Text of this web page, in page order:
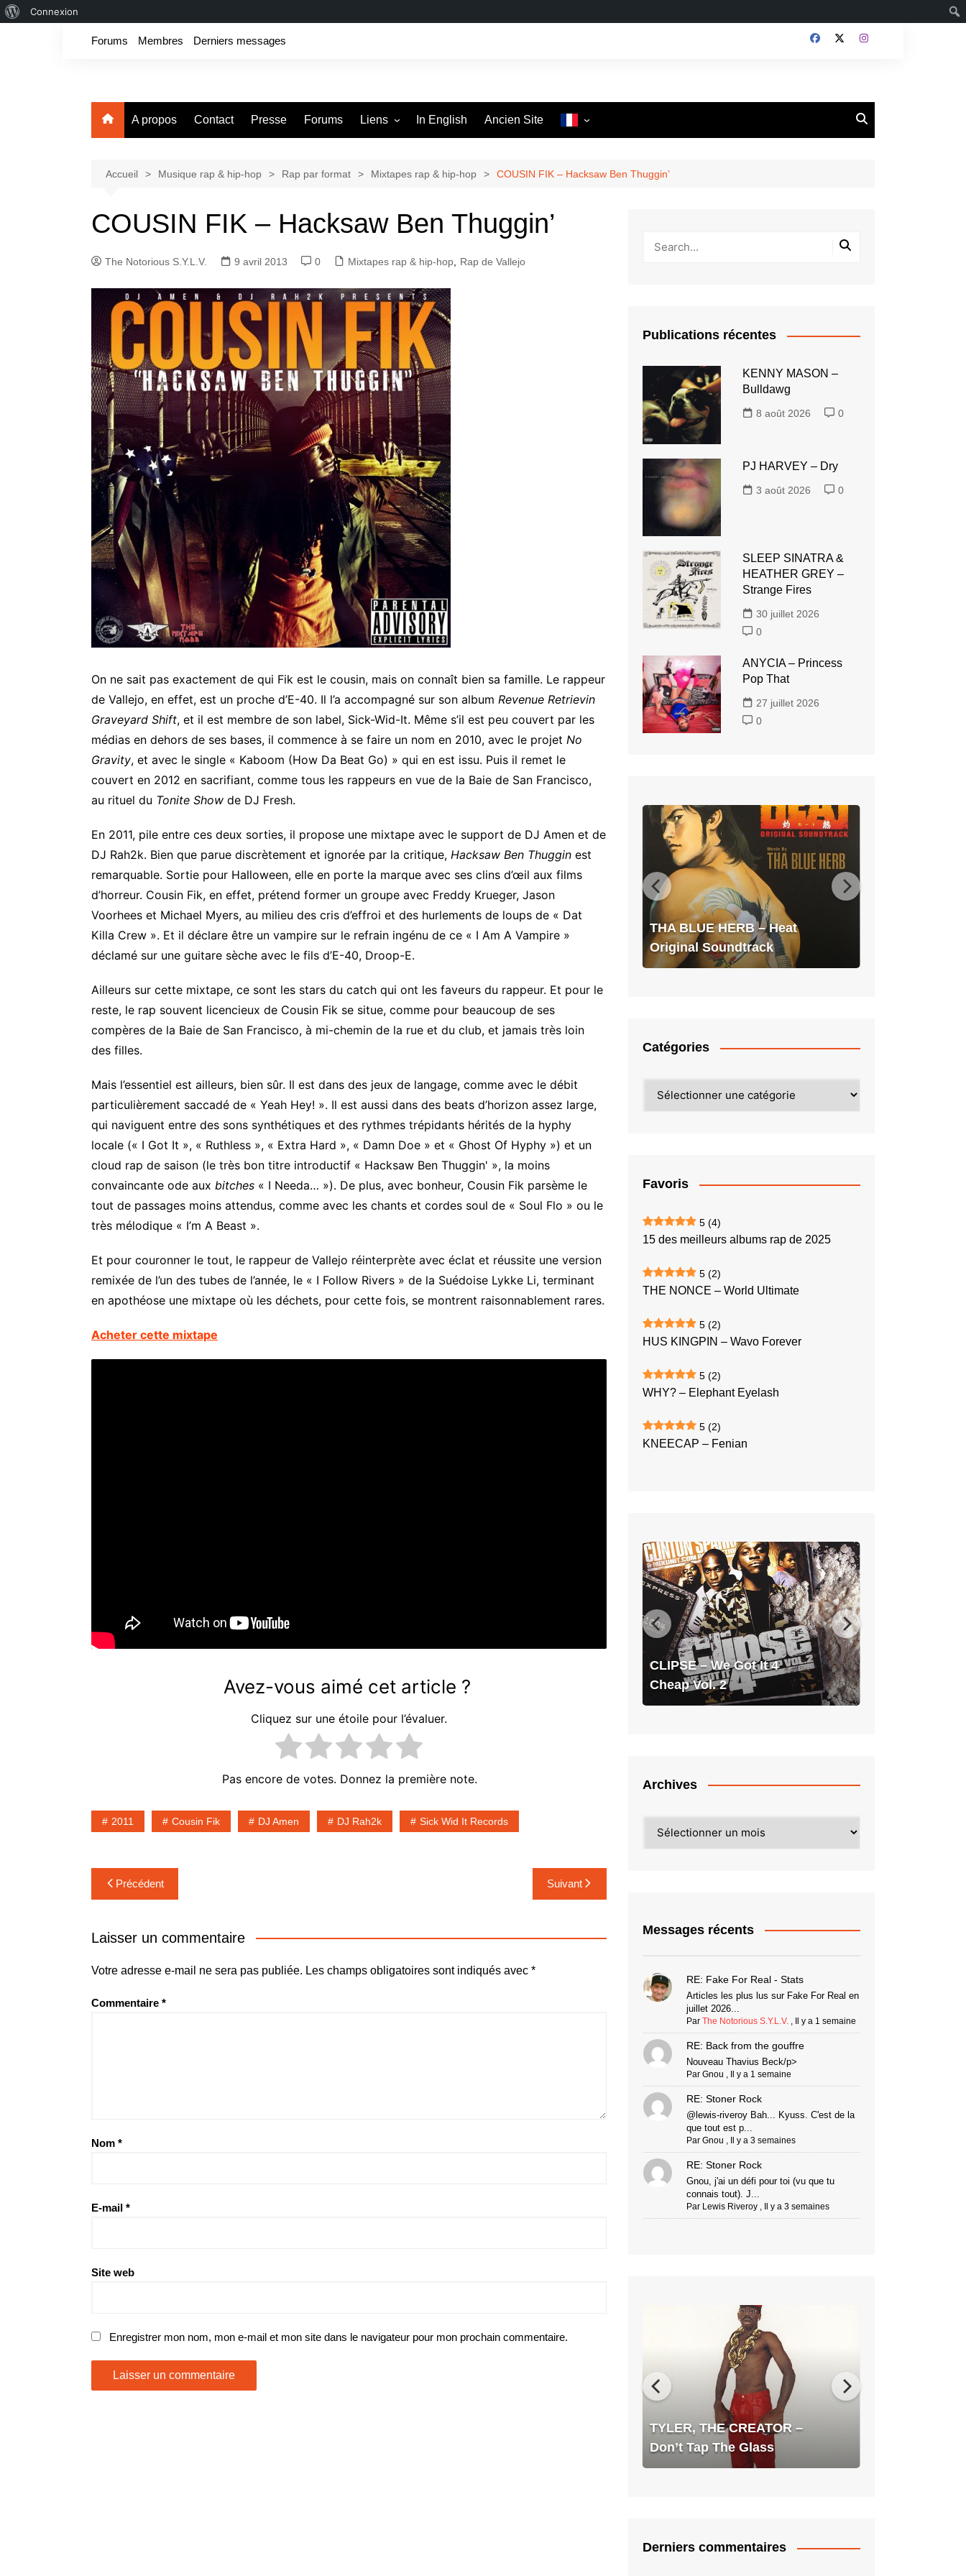
Connexion
Forums Membres Derniers messages
A propos Contact Presse Forums Liens
Backpackerz
Canut Feel Me
Swampdiggers
Ailleurs
Anywhere The Dope Go
Passion of the Weiss
In English Ancien Site
Accueil Musique rap & hip-hop Rap par format Mixtapes rap & hip-hop COUSIN FIK – Hacksaw Ben Thuggin’
COUSIN FIK – Hacksaw Ben Thuggin’
The Notorious S.Y.L.V. 9 avril 2013 0 Mixtapes rap & hip-hop Rap de Vallejo
On ne sait pas exactement de qui Fik est le cousin, mais on connaît bien sa famille. Le rappeur
de Vallejo, en effet, est un proche d’E-40. Il l’a accompagné sur son album Revenue Retrievin
Graveyard Shift, et il est membre de son label, Sick-Wid-It. Même s’il est peu couvert par les
médias en dehors de ses bases, il commence à se faire un nom en 2010, avec le projet No
Gravity, et avec le single « Kaboom (How Da Beat Go) » qui en est issu. Puis il remet le
couvert en 2012 en sacrifiant, comme tous les rappeurs en vue de la Baie de San Francisco,
au rituel du Tonite Show de DJ Fresh.
En 2011, pile entre ces deux sorties, il propose une mixtape avec le support de DJ Amen et de
DJ Rah2k. Bien que parue discrètement et ignorée par la critique, Hacksaw Ben Thuggin est
remarquable. Sortie pour Halloween, elle en porte la marque avec ses clins d’œil aux films
d’horreur. Cousin Fik, en effet, prétend former un groupe avec Freddy Krueger, Jason
Voorhees et Michael Myers, au milieu des cris d’effroi et des hurlements de loups de « Dat
Killa Crew ». Et il déclare être un vampire sur le refrain ingénu de ce « I Am A Vampire »
déclamé sur une guitare sèche avec le fils d’E-40, Droop-E.
Ailleurs sur cette mixtape, ce sont les stars du catch qui ont les faveurs du rappeur. Et pour le
reste, le rap souvent licencieux de Cousin Fik se situe, comme pour beaucoup de ses
compères de la Baie de San Francisco, à mi-chemin de la rue et du club, et jamais très loin
des filles.
Mais l’essentiel est ailleurs, bien sûr. Il est dans des jeux de langage, comme avec le débit
particulièrement saccadé de « Yeah Hey! ». Il est aussi dans des beats d’horizon assez large,
qui naviguent entre des sons synthétiques et des rythmes trépidants hérités de la hyphy
locale (« I Got It », « Ruthless », « Extra Hard », « Damn Doe » et « Ghost Of Hyphy ») et un
cloud rap de saison (le très bon titre introductif « Hacksaw Ben Thuggin' », la moins
convaincante ode aux bitches « I Needa… »). De plus, avec bonheur, Cousin Fik parsème le
tout de passages moins attendus, comme avec les chants et cordes soul de « Soul Flo » ou le
très mélodique « I’m A Beast ».
Et pour couronner le tout, le rappeur de Vallejo réinterprète avec éclat et réussite une version
remixée de l’un des tubes de l’année, le « I Follow Rivers » de la Suédoise Lykke Li, terminant
en apothéose une mixtape où les déchets, pour cette fois, se montrent raisonnablement rares.
Acheter cette mixtape
Avez-vous aimé cet article ?
Cliquez sur une étoile pour l’évaluer.
Pas encore de votes. Donnez la première note.
2011 Cousin Fik DJ Amen DJ Rah2k Sick Wid It Records
Navigation
de
l’article
Précédent Suivant
Laisser un commentaire
Votre adresse e-mail ne sera pas publiée. Les champs obligatoires sont indiqués avec *
Commentaire *
Nom *
E-mail *
Site web
Enregistrer mon nom, mon e-mail et mon site dans le navigateur pour mon prochain commentaire.
Publications récentes
KENNY MASON –
Bulldawg
8 août 2026 0
PJ HARVEY – Dry
3 août 2026 0
SLEEP SINATRA &
HEATHER GREY –
Strange Fires
30 juillet 2026
0
ANYCIA – Princess
Pop That
27 juillet 2026
0
THA
BLUE
HERB
Heat
Original
Soundtrack
THA BLUE HERB – Heat
Original Soundtrack
THUG – Jeffery
STAVELEY
The
Last
Mortal
Bond
BRIAN STAVELEY – The
Last Mortal Bond
MOON
Enta
Da
Stage
BLACK MOON – Enta Da
Catégories
Favoris
5 (4)
15 des meilleurs albums rap de 2025
5 (2)
THE NONCE – World Ultimate
5 (2)
HUS KINGPIN – Wavo Forever
5 (2)
WHY? – Elephant Eyelash
5 (2)
KNEECAP – Fenian
CLIPSE – We Got It 4
Cheap Vol. 2
CLIPSE
–
We
It
4
Cheap
Vol.
THE CHEMICAL
Singles
03
WAYNE616 – Grease Files
Archives
Messages récents
RE: Fake For Real - Stats
Articles les plus lus sur Fake For Real en
juillet 2026...
Par The Notorious S.Y.L.V. Il y a 1 semaine
RE: Back from the gouffre
Nouveau Thavius Beck/p>
Par Gnou Il y a 1 semaine
RE: Stoner Rock
@lewis-riveroy Bah... Kyuss. C'est de la
que tout est p...
Par Gnou Il y a 3 semaines
RE: Stoner Rock
Gnou, j'ai un défi pour toi (vu que tu
connais tout). J...
Par Lewis Riveroy, Il y a 3 semaines
Don’t
Tap
Glass
TYLER, THE CREATOR –
Don’t Tap The Glass
Castor,
Derniers commentaires